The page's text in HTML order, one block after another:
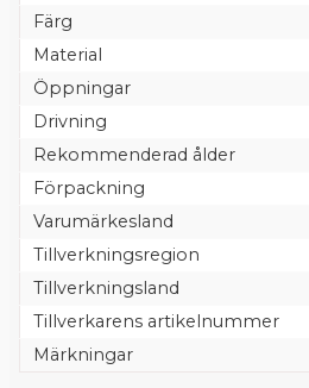
Färg
Material
Öppningar
Drivning
Rekommenderad ålder
Förpackning
Varumärkesland
Tillverkningsregion
Tillverkningsland
Tillverkarens artikelnummer
Märkningar